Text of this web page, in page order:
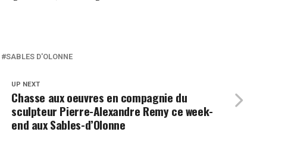
SABLES D'OLONNE
UP NEXT
Chasse aux oeuvres en compagnie du
sculpteur Pierre-Alexandre Remy ce week-
end aux Sables-d’Olonne